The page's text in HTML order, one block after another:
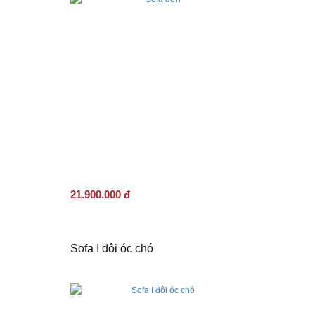
21.900.000 đ
Sofa I đôi óc chó